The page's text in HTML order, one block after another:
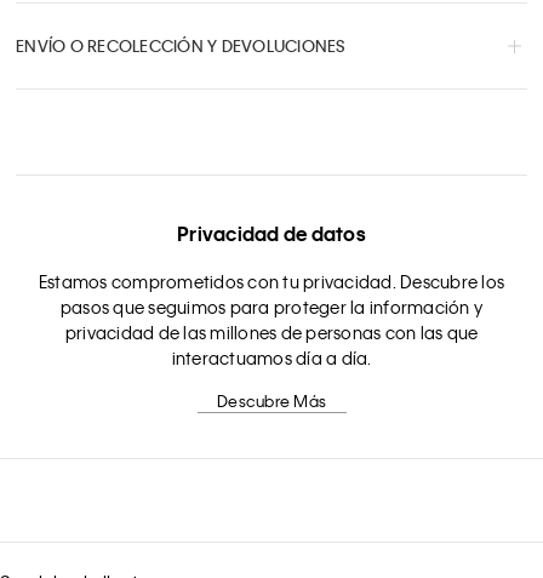
ENVÍO O RECOLECCIÓN Y DEVOLUCIONES
Privacidad de datos
Estamos comprometidos con tu privacidad. Descubre los
pasos que seguimos para proteger la información y
privacidad de las millones de personas con las que
interactuamos día a día.
Descubre Más